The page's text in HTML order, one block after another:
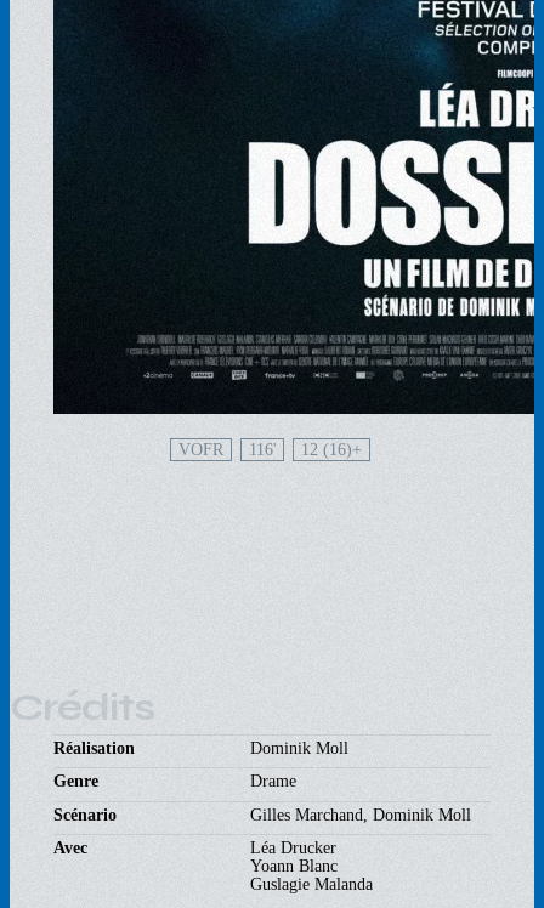
VOFR 116' 12 (16)
Crédits
Réalisation
Dominik Moll
Genre
Drame
Scénario
Gilles Marchand, Dominik Moll
Avec
Léa Drucker
Yoann Blanc
Guslagie Malanda